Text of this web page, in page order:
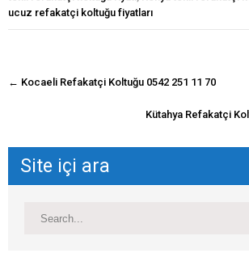
ucuz refakatçi koltuğu fiyatları
navigasyon
← Kocaeli Refakatçi Koltuğu 0542 251 11 70
Kütahya Refakatçi
Site içi ara